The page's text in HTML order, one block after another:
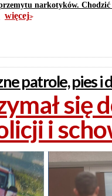
narkotyków.
więcej>>
patrole, pies i
się
i